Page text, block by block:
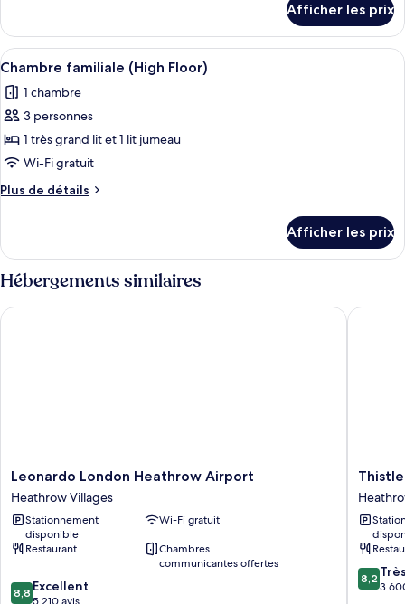
chambre :
Chambre
familiale
(Deluxe)
Chambre
familiale
(Deluxe)
Afficher les prix
Afficher
toutes
les
photos
pour
ce
type
de
Chambre
familiale
(High
Floor)
Une chambre d’hôtel avec un lit,
1
Chambre familiale (High Floor)
1 chambre
3 personnes
1 très grand lit et 1 lit jumeau
Wi-Fi gratuit
Plus de détails
Plus
Chambre
familiale
(High
Floor)
Afficher les prix
Hébergements similaires
Leonardo
London
Heathrow
Airport
Heathrow
Villages
Leonardo London Heathrow Airport
Heathrow Villages
Stationnement
disponible
Wi-Fi gratuit
Restaurant
Chambres
communicantes offertes
8.8
8,8 Excellent
5 210 avis
Leonardo London Heathrow Airport
Thistle
London
Terminal
Villages
8.2
sur
8,2
3
Thistle